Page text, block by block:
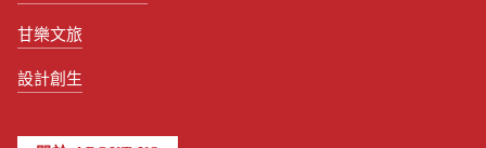
甘樂文旅
設計創生